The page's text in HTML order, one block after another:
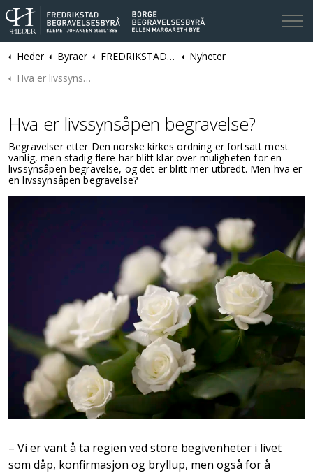
Kontakt oss
Heder Byraer FREDRIKSTAD | Fredrikstad og Borge Begravelsesbyråer | Klemet Johansen
Nyheter
Hva er livssynsåpen begravelse?
Hva er livssynsåpen begravelse?
Begravelser etter Den norske kirkes ordning er fortsatt mest
vanlig, men stadig flere har blitt klar over muligheten for en
livssynsåpen begravelse, og det er blitt mer utbredt. Men hva er
en livssynsåpen begravelse?
– Vi er vant å ta regien ved store begivenheter i livet
som dåp, konfirmasjon og bryllup, men også for å